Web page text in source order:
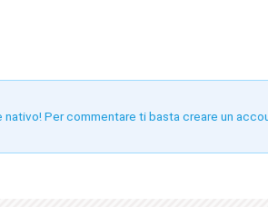
Per commentare ti basta creare un